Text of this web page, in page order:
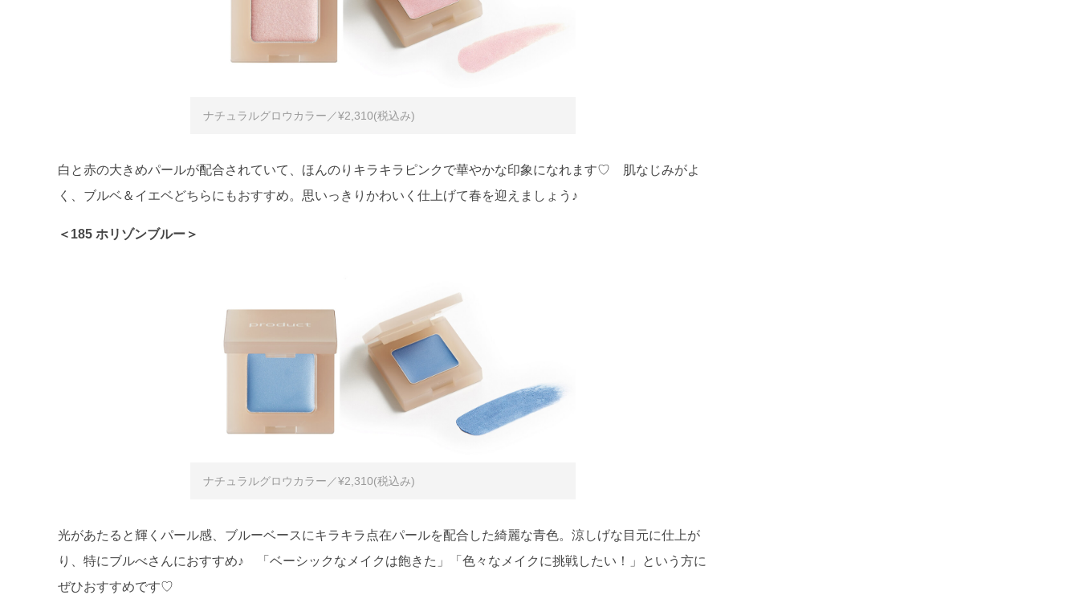
ナチュラルグロウカラー／¥2,310(税込み)
白と赤の大きめパールが配合されていて、ほんのりキラキラピンクで華やかな印象になれます♡ 肌なじみがよ
く、ブルベ＆イエベどちらにもおすすめ。思いっきりかわいく仕上げて春を迎えましょう♪
＜185 ホリゾンブルー＞
ナチュラルグロウカラー／¥2,310(税込み)
光があたると輝くパール感、ブルーベースにキラキラ点在パールを配合した綺麗な青色。涼しげな目元に仕上が
り、特にブルべさんにおすすめ♪ 「ベーシックなメイクは飽きた」「色々なメイクに挑戦したい！」という方に
ぜひおすすめです♡